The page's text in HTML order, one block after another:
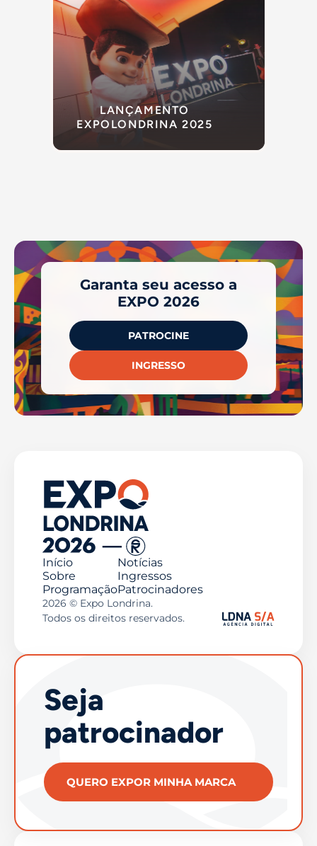
LANÇAMENTO
EXPOLONDRINA 2025
Garanta seu acesso a
EXPO 2026
PATROCINE
INGRESSO
Início
Sobre
Programação
Notícias
Ingressos
Patrocinadores
2026 © Expo Londrina.
Todos os direitos reservados.
Seja
patrocinador
QUERO EXPOR MINHA MARCA